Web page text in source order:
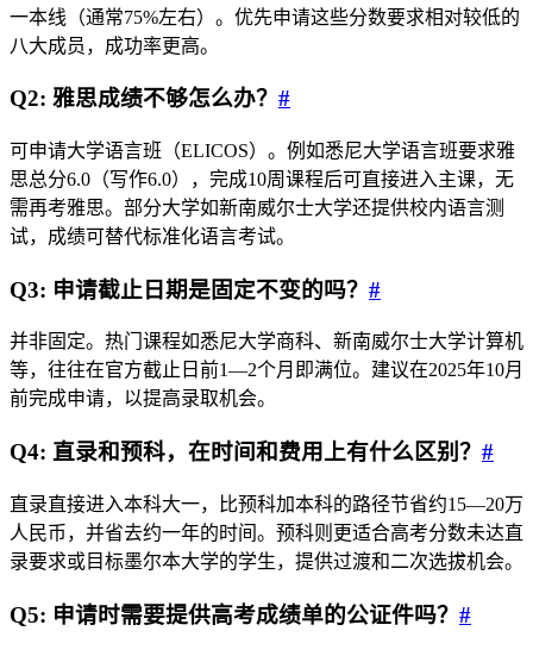
一本线（通常75%左右）。优先申请这些分数要求相对较低的
八大成员，成功率更高。
Q2: 雅思成绩不够怎么办？ #
可申请大学语言班（ELICOS）。例如悉尼大学语言班要求雅
思总分6.0（写作6.0），完成10周课程后可直接进入主课，无
需再考雅思。部分大学如新南威尔士大学还提供校内语言测
试，成绩可替代标准化语言考试。
Q3: 申请截止日期是固定不变的吗？ #
并非固定。热门课程如悉尼大学商科、新南威尔士大学计算机
等，往往在官方截止日前1—2个月即满位。建议在2025年10月
前完成申请，以提高录取机会。
Q4: 直录和预科，在时间和费用上有什么区别？ #
直录直接进入本科大一，比预科加本科的路径节省约15—20万
人民币，并省去约一年的时间。预科则更适合高考分数未达直
录要求或目标墨尔本大学的学生，提供过渡和二次选拔机会。
Q5: 申请时需要提供高考成绩单的公证件吗？ #